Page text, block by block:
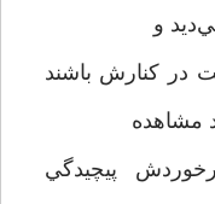
و
در كنارش باشند
مشاهده
پيچيدگي